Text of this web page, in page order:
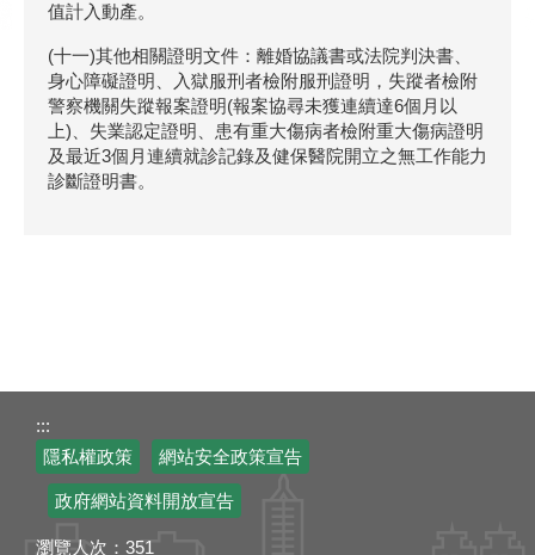
值計入動產。
(十一)其他相關證明文件：離婚協議書或法院判決書、
身心障礙證明、入獄服刑者檢附服刑證明，失蹤者檢附
警察機關失蹤報案證明(報案協尋未獲連續達6個月以
上)、失業認定證明、患有重大傷病者檢附重大傷病證明
及最近3個月連續就診記錄及健保醫院開立之無工作能力
診斷證明書。
:::
隱私權政策
網站安全政策宣告
政府網站資料開放宣告
瀏覽人次： 351